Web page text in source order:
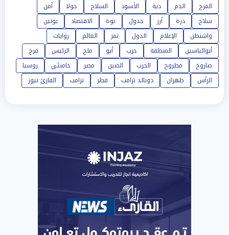
المرح
الدم دية الأسود السلاح حولا
أمن
سلاح
درة أرز جدول نوة الاقتصاد
بوتين
واشنطن
الإعلام الدول تمر العالم
روايات
أبوالياسين
المنطقة حرب أبو ملح الرئيس
فرج
صاروخ
مطروح الحرب الصين مصر خامنئي
روسيا
الرأس
طهران دونالد ترامب قطر ترامب القارئ نيوز